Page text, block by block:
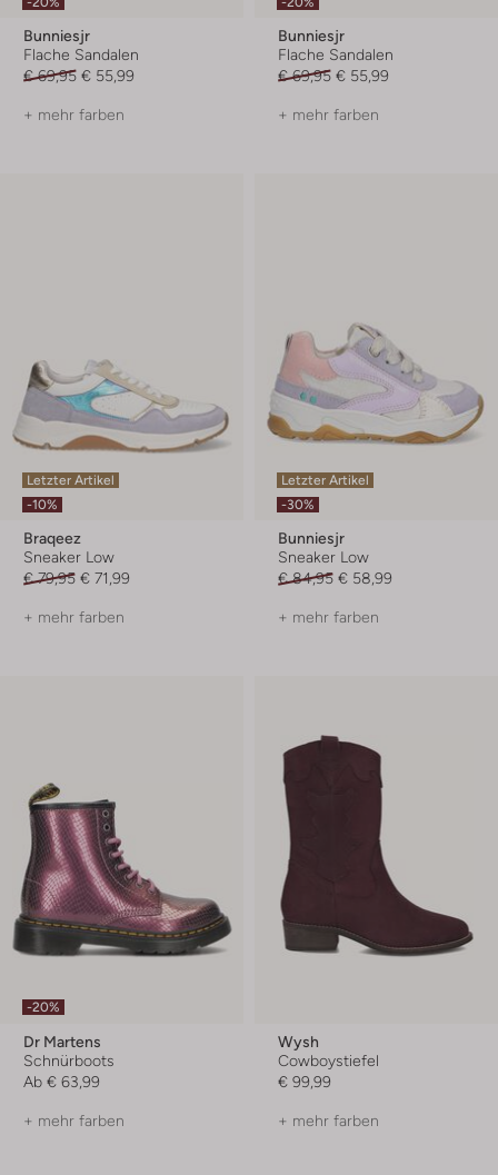
Bunniesjr
Flache Sandalen
€ 69,95 € 55,99
+ mehr farben
Bunniesjr
Flache Sandalen
€ 69,95 € 55,99
+ mehr farben
Letzter Artikel
-10%
Braqeez
Sneaker Low
€ 79,95 € 71,99
+ mehr farben
Letzter Artikel
-30%
Bunniesjr
Sneaker Low
€ 84,95 € 58,99
+ mehr farben
-20%
Dr Martens
Schnürboots
Ab € 63,99
+ mehr farben
Wysh
Cowboystiefel
€ 99,99
+ mehr farben